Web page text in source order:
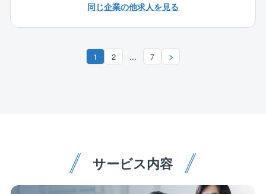
門、営業部門からなり、設計部門へ配属となります。
【同社の魅力】
全を技術で支えるという社会貢献性の高い仕事です。
◎技術者としての「市場価値」を高める環境
同じ企業の他求人を見る
1 2 ... 7
サービス内容